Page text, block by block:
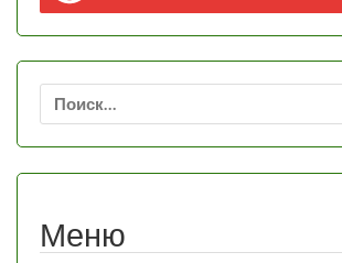
Найти:
Меню